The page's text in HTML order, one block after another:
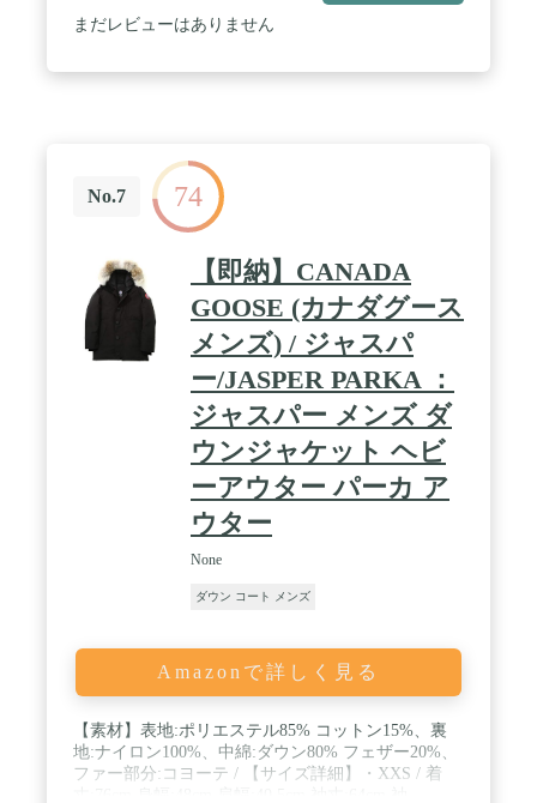
まだレビューはありません
No.7 74
【即納】CANADA
GOOSE (カナダグース
メンズ) / ジャスパ
ー/JASPER PARKA ：
ジャスパー メンズ ダ
ウンジャケット ヘビ
ーアウター パーカ ア
ウター
None
ダウン コート メンズ
Amazonで詳しく見る
【素材】表地:ポリエステル85% コットン15%、裏
地:ナイロン100%、中綿:ダウン80% フェザー20%、
ファー部分:コヨーテ / 【サイズ詳細】・XXS / 着